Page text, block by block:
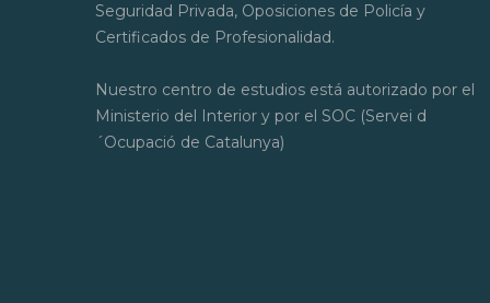
Seguridad Privada, Oposiciones de Policía y
Certificados de Profesionalidad.
Nuestro centro de estudios está autorizado por el
Ministerio del Interior y por el SOC (Servei d
´Ocupació de Catalunya)